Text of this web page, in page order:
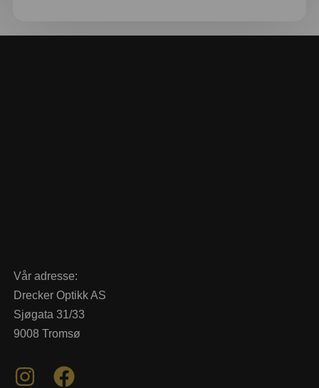
Vår adresse:
Drecker Optikk AS
Sjøgata 31/33
9008 Tromsø